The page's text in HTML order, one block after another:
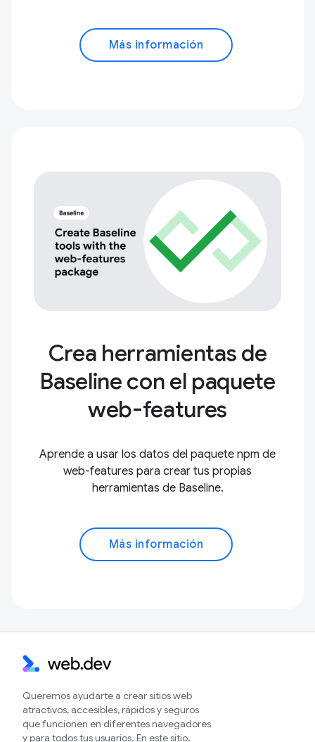
Más información
Crea herramientas de
Baseline con el paquete
web-features
Aprende a usar los datos del paquete npm de
web-features para crear tus propias
herramientas de Baseline.
Más información
Queremos ayudarte a crear sitios web
atractivos, accesibles, rápidos y seguros
que funcionen en diferentes navegadores
y para todos tus usuarios. En este sitio,